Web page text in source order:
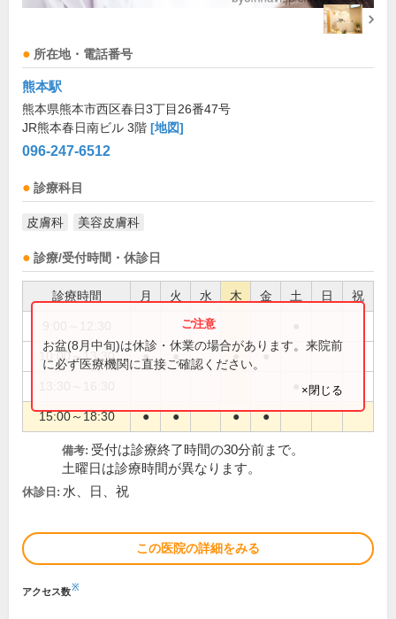
所在地・電話番号
熊本駅
熊本県熊本市西区春日3丁目26番47号
JR熊本春日南ビル 3階 [地図]
096-247-6512
診療科目
皮膚科 美容皮膚科
診療/受付時間・休診日
診療時間 月 火 水 木 金 土 日 祝
10:00～13:30 ● ● ● ●
15:00～18:30 ● ● ● ●
お盆(8月中旬)は休診・休業の場合があります。来院前
に必ず医療機関に直接ご確認ください。
×閉じる
備考: 受付は診療終了時間の30分前まで。
土曜日は診療時間が異なります。
休診日: 水、日、祝
この医院の詳細をみる
アクセス数※